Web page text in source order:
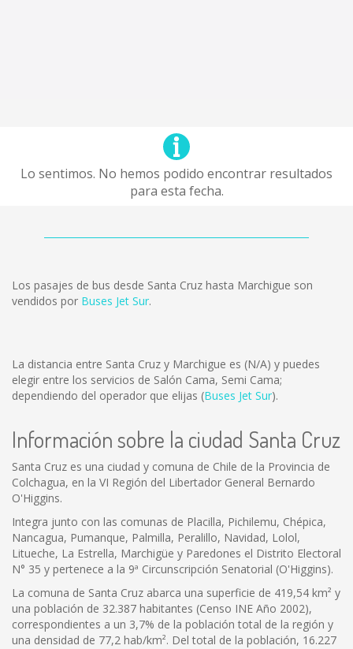
Lo sentimos. No hemos podido encontrar resultados
para esta fecha.
Los pasajes de bus desde Santa Cruz hasta Marchigue son
vendidos por Buses Jet Sur.
La distancia entre Santa Cruz y Marchigue es (N/A) y puedes
elegir entre los servicios de Salón Cama, Semi Cama;
dependiendo del operador que elijas (Buses Jet Sur).
Información sobre la ciudad Santa Cruz
Santa Cruz es una ciudad y comuna de Chile de la Provincia de
Colchagua, en la VI Región del Libertador General Bernardo
O'Higgins.
Integra junto con las comunas de Placilla, Pichilemu, Chépica,
Nancagua, Pumanque, Palmilla, Peralillo, Navidad, Lolol,
Litueche, La Estrella, Marchigüe y Paredones el Distrito Electoral
N° 35 y pertenece a la 9ª Circunscripción Senatorial (O'Higgins).
La comuna de Santa Cruz abarca una superficie de 419,54 km² y
una población de 32.387 habitantes (Censo INE Año 2002),
correspondientes a un 3,7% de la población total de la región y
una densidad de 77,2 hab/km². Del total de la población, 16.227